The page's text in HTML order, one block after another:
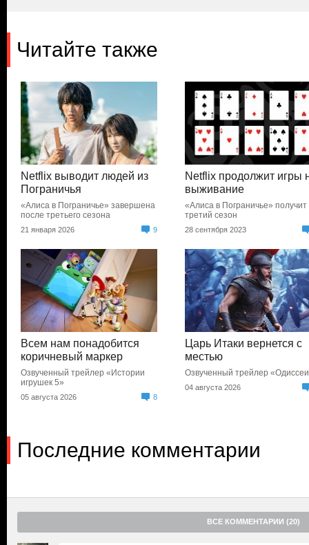
Читайте также
Netflix выводит людей из
Пограничья
«Алиса в Пограничье» завершена
после третьего сезона
21 января 2026 9
Netflix продолжит игры
выживание
«Алиса в Пограничье» получит
третий сезон
28 сентября 2023
Всем нам понадобится
коричневый маркер
Озвученный трейлер «Истории
игрушек 5»
05 августа 2026 8
Царь Итаки вернется с
местью
Озвученный трейлер
04 августа 2026
Последние комментарии
ВСЕ КОММЕНТАРИИ (20)